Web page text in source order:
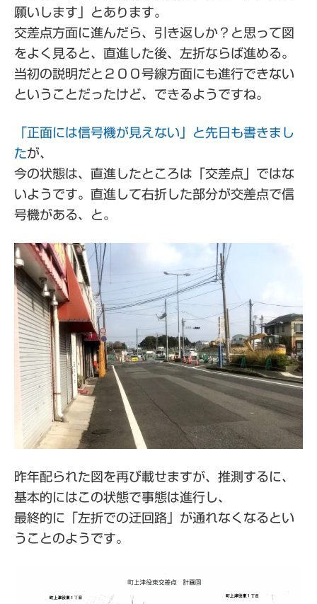
願いします」とあります。
交差点方面に進んだら、引き返しか？と思って図
をよく見ると、直進した後、左折ならば進める。
当初の説明だと２００号線方面にも進行できない
ということだったけど、できるようですね。
「正面には信号機が見えない」と先日も書きまし
たが、
今の状態は、直進したところは「交差点」ではな
いようです。直進して右折した部分が交差点で信
号機がある、と。
昨年配られた図を再び載せますが、推測するに、
基本的にはこの状態で事態は進行し、
最終的に「左折での迂回路」が通れなくなるとい
うことのようです。